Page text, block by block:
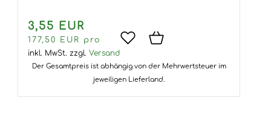
3,55 EUR
177,50 EUR pro
inkl. MwSt. zzgl. Versand
Der Gesamtpreis ist abhängig von der Mehrwertsteuer im
jeweiligen Lieferland.